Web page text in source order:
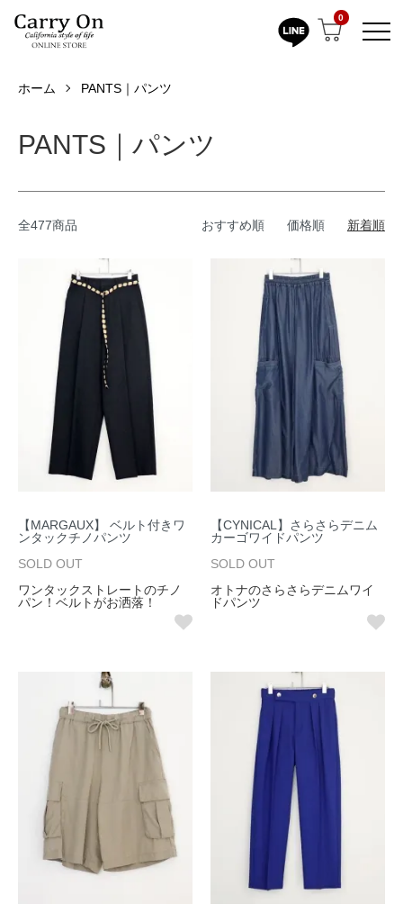
0
ホーム PANTS｜パンツ
PANTS｜パンツ
全477商品 おすすめ順 価格順 新着順
【MARGAUX】 ベルト付きワ
ンタックチノパンツ
SOLD OUT
ワンタックストレートのチノ
パン！ベルトがお洒落！
【CYNICAL】さらさらデニム
カーゴワイドパンツ
SOLD OUT
オトナのさらさらデニムワイ
ドパンツ